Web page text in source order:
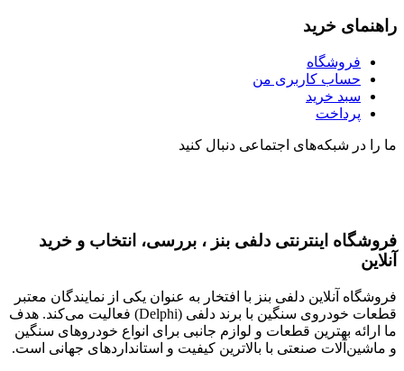
راهنمای خرید
فروشگاه
حساب کاربری من
سبد خرید
پرداخت
ما را در شبکه‌های اجتماعی دنبال کنید
فروشگاه اینترنتی دلفی بنز ، بررسی، انتخاب و خرید
آنلاین
فروشگاه آنلاین دلفی بنز با افتخار به عنوان یکی از نمایندگان معتبر
قطعات خودروی سنگین با برند دلفی (Delphi) فعالیت می‌کند. هدف
ما ارائه بهترین قطعات و لوازم جانبی برای انواع خودروهای سنگین
و ماشین‌آلات صنعتی با بالاترین کیفیت و استانداردهای جهانی است.